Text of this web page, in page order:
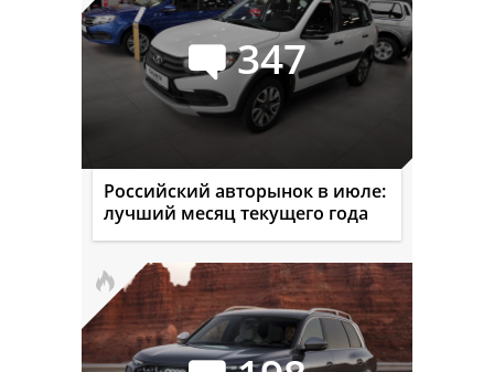
347
Российский авторынок в июле:
лучший месяц текущего года